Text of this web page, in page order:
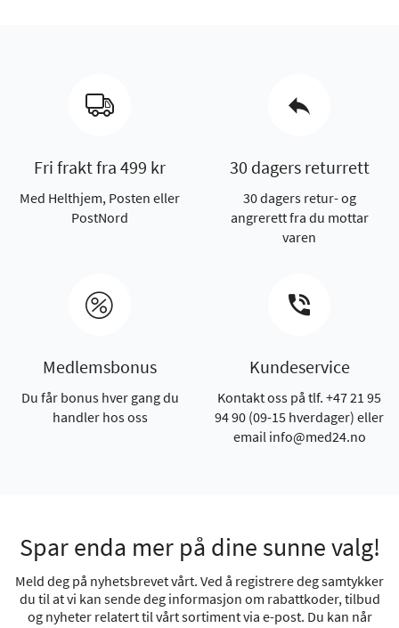
Fri frakt fra 499 kr
Med Helthjem, Posten eller
PostNord
30 dagers returrett
30 dagers retur- og
angrerett fra du mottar
varen
Medlemsbonus
Du får bonus hver gang du
handler hos oss
Kundeservice
Kontakt oss på tlf. +47 21 95
94 90 (09-15 hverdager) eller
email info@med24.no
Spar enda mer på dine sunne valg!
Meld deg på nyhetsbrevet vårt. Ved å registrere deg samtykker
du til at vi kan sende deg informasjon om rabattkoder, tilbud
og nyheter relatert til vårt sortiment via e-post. Du kan når